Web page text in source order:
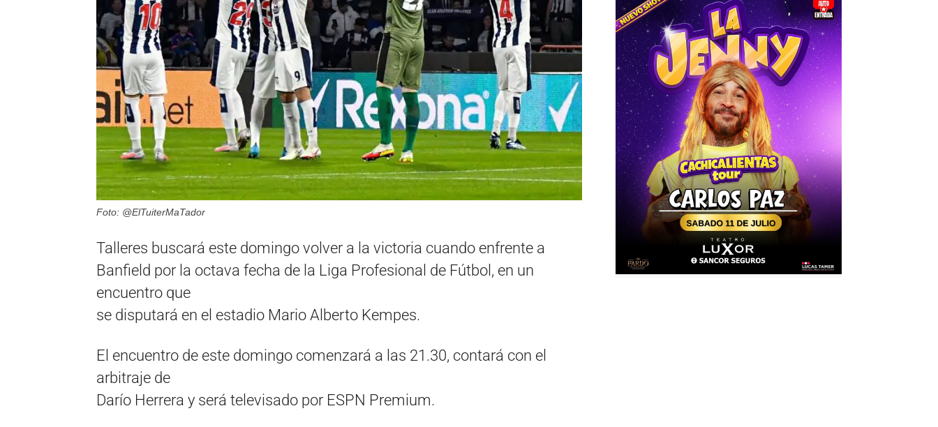
Foto: @ElTuiterMaTador
Talleres buscará este domingo volver a la victoria cuando enfrente a
Banfield por la octava fecha de la Liga Profesional de Fútbol, en un
encuentro que
se disputará en el estadio Mario Alberto Kempes.
El encuentro de este domingo comenzará a las 21.30, contará con el
arbitraje de
Darío Herrera y será televisado por ESPN Premium.